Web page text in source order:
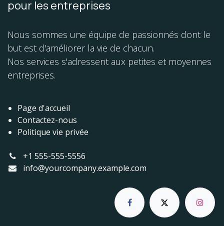
pour les entreprises
Nous sommes une équipe de passionnés dont le
but est d'améliorer la vie de chacun.
Nos services s'adressent aux petites et moyennes
entreprises.
Page d'accueil
Contactez-nous
Politique vie privée
+1 555-555-5556
info@yourcompany.example.com